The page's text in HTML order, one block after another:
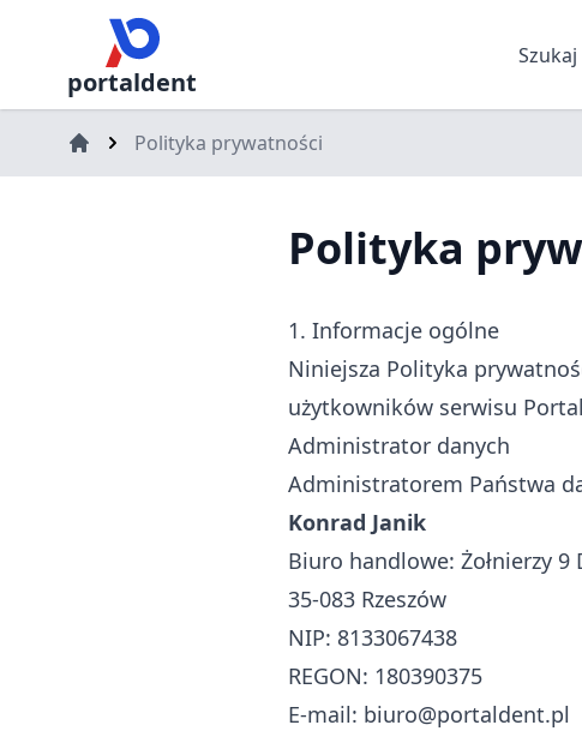
portaldent
Szukaj
Polityka prywatności
Polityka
1. Informacje ogólne
Niniejsza Polityka
użytkowników serwisu
Administrator danych
Administratorem Państwa
Konrad Janik
Biuro handlowe: Żołnierzy
35-083 Rzeszów
NIP: 8133067438
REGON: 180390375
E-mail: biuro@portaldent.pl